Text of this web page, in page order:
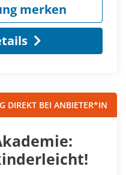
merken
DIREKT BEI ANBIETER*IN